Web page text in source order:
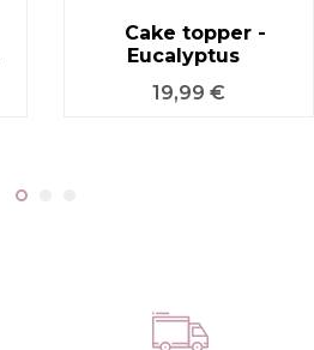
Cake topper -
Eucalyptus
Prix
19,99 €